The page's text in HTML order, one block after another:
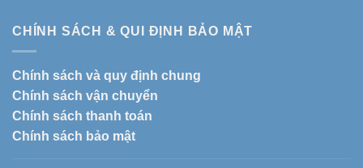
CHÍNH SÁCH & QUI ĐỊNH BẢO MẬT
Chính sách và quy định chung
Chính sách vận chuyển
Chính sách thanh toán
Chính sách bảo mật